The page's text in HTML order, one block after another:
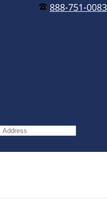
888-751-0083